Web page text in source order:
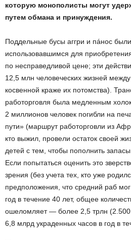
которую монополисты могут
путем обмана и принуждения.
Поддельные бусы аггри и пáнос
использовавшимся для
по несправедливой цене; эти
12,5 млн человеческих жизней
косвенной краже их потомства).
работорговля была медленным
2 миллионов человек погибли на
пути» (маршрут работорговли из
кто выжил, провели остаток своей
детей с тем, чтобы пополнить
Если попытаться оценить это
зрения (без учета тех, кто уже
предположения, что средний раб
год в течение 40 лет, общее
ошеломляет — более 2,5 трлн
6,8 млрд украденных часов в год в